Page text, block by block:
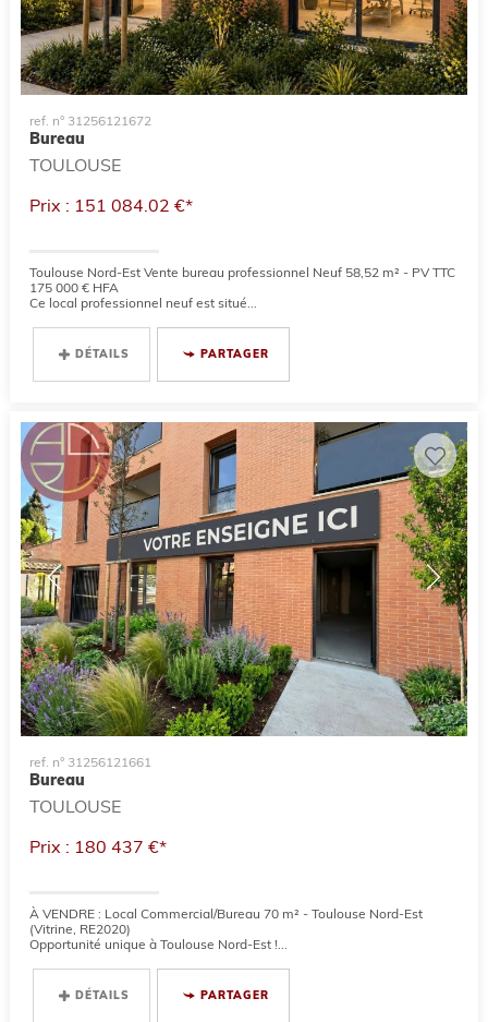
ref. n° 31256121672
Bureau
TOULOUSE
Prix : 151 084.02 €*
Toulouse Nord-Est Vente bureau professionnel Neuf 58,52 m² - PV TTC
175 000 € HFA
Ce local professionnel neuf est situé...
DÉTAILS PARTAGER
ref. n° 31256121661
Bureau
TOULOUSE
Prix : 180 437 €*
À VENDRE : Local Commercial/Bureau 70 m² - Toulouse Nord-Est
(Vitrine, RE2020)
Opportunité unique à Toulouse Nord-Est !...
DÉTAILS PARTAGER